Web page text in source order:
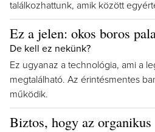
találkozhattunk, amik között
Ez a jelen: okos boros
De kell ez nekünk?
Ez ugyanaz a technológia, ami a
megtalálható. Az érintésmentes
működik.
Biztos, hogy az organikus